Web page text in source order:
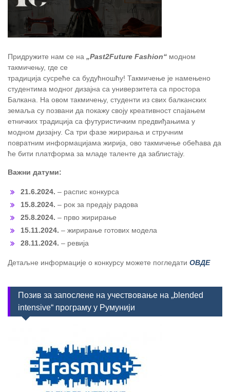
Придружите нам се на „Past2Future Fashion“ модном
такмичењу, где се
традиција сусреће са будућношћу! Такмичење је намењено
студентима модног дизајна са универзитета са простора
Балкана. На овом такмичењу, студенти из свих балканских
земаља су позвани да покажу своју креативност спајањем
етничких традиција са футуристичким предвиђањима у
модном дизајну. Са три фазе жирирања и стручним
повратним информацијама жирија, ово такмичење обећава да
ће бити платформа за младе таленте да заблистају.
Важни датуми:
21.6.2024. – распис конкурса
15.8.2024. – рок за предају радова
25.8.2024. – прво жирирање
15.11.2024. – жирирање готових модела
28.11.2024. – ревија
Детаљне информације о конкурсу можете погледати ОВДЕ
Позив за запослене на учествовање на „blended
intensive“ програму у Румунији